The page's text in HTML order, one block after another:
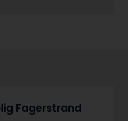
Fagerstrand